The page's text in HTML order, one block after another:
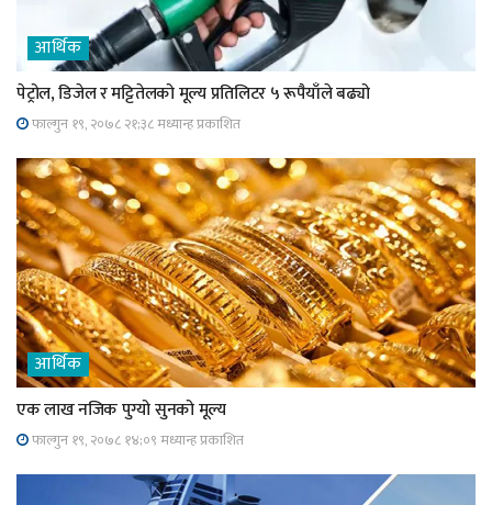
आर्थिक
पेट्रोल, डिजेल र मट्टितेलको मूल्य प्रतिलिटर ५ रूपैयाँले बढ्यो
फाल्गुन १९, २०७८ २१;३८ मध्यान्ह प्रकाशित
आर्थिक
एक लाख नजिक पुग्यो सुनको मूल्य
फाल्गुन १९, २०७८ १४;०९ मध्यान्ह प्रकाशित